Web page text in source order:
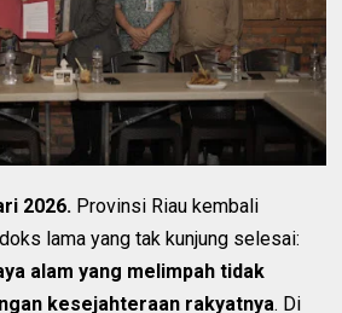
2026. Provinsi Riau kembali
lama yang tak kunjung selesai:
alam yang melimpah tidak
kesejahteraan rakyatnya. Di